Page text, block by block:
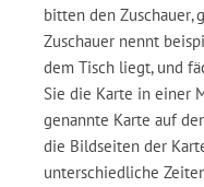
bitten den Zuschauer,
Zuschauer nennt
dem Tisch liegt, und
Sie die Karte in einer
genannte Karte auf
die Bildseiten der
unterschiedliche